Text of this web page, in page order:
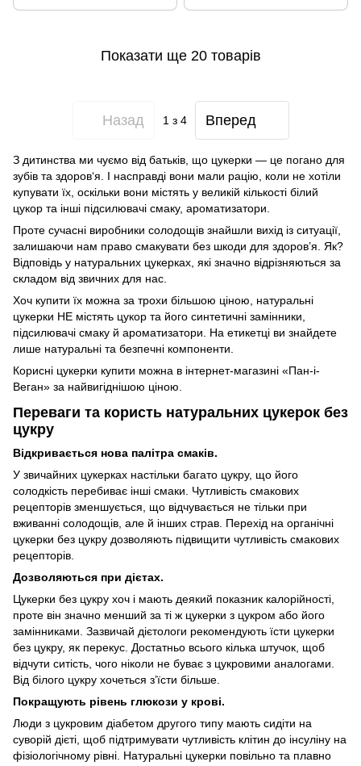
Показати ще 20 товарів
Назад 1з 4 Вперед
З дитинства ми чуємо від батьків, що цукерки — це погано для
зубів та здоров‘я. І насправді вони мали рацію, коли не хотіли
купувати їх, оскільки вони містять у великій кількості білий
цукор та інші підсилювачі смаку, ароматизатори.
Проте сучасні виробники солодощів знайшли вихід із ситуації,
залишаючи нам право смакувати без шкоди для здоров’я. Як?
Відповідь у натуральних цукерках, які значно відрізняються за
складом від звичних для нас.
Хоч купити їх можна за трохи більшою ціною, натуральні
цукерки НЕ містять цукор та його синтетичні замінники,
підсилювачі смаку й ароматизатори. На етикетці ви знайдете
лише натуральні та безпечні компоненти.
Корисні цукерки купити можна в інтернет-магазині «Пан-і-
Веган» за найвигіднішою ціною.
Переваги та користь натуральних цукерок без
цукру
Відкривається нова палітра смаків.
У звичайних цукерках настільки багато цукру, що його
солодкість перебиває інші смаки. Чутливість смакових
рецепторів зменшується, що відчувається не тільки при
вживанні солодощів, але й інших страв. Перехід на органічні
цукерки без цукру дозволяють підвищити чутливість смакових
рецепторів.
Дозволяються при дієтах.
Цукерки без цукру хоч і мають деякий показник калорійності,
проте він значно менший за ті ж цукерки з цукром або його
замінниками. Зазвичай дієтологи рекомендують їсти цукерки
без цукру, як перекус. Достатньо всього кілька штучок, щоб
відчути ситість, чого ніколи не буває з цукровими аналогами.
Від білого цукру хочеться з’їсти більше.
Покращують рівень глюкози у крові.
Люди з цукровим діабетом другого типу мають сидіти на
суворій дієті, щоб підтримувати чутливість клітин до інсуліну на
фізіологічному рівні. Натуральні цукерки повільно та плавно